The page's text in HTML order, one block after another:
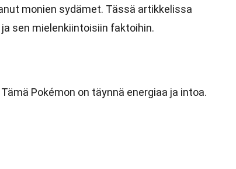
monien sydämet. Tässä artikkelissa
sen mielenkiintoisiin faktoihin.
Pokémon on täynnä energiaa ja intoa.